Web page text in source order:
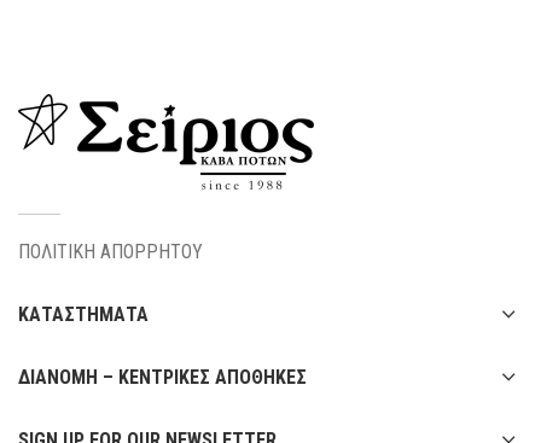
ΠΟΛΙΤΙΚΗ ΑΠΟΡΡΗΤΟΥ
ΚΑΤΑΣΤΗΜΑΤΑ
ΔΙΑΝΟΜΗ – ΚΕΝΤΡΙΚΕΣ ΑΠΟΘΗΚΕΣ